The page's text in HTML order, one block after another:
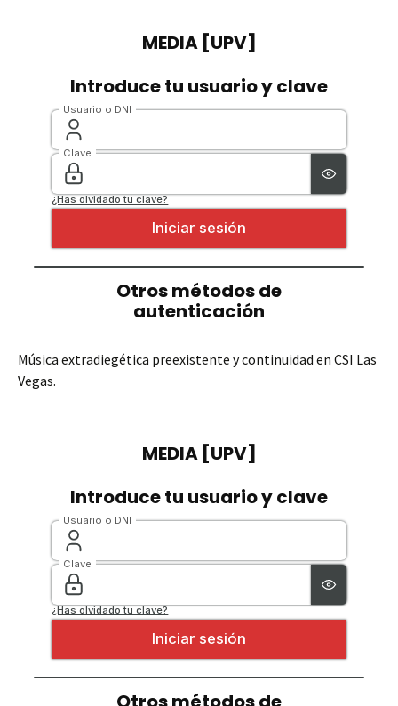
Música extradiegética preexistente y continuidad en CSI Las
Vegas.